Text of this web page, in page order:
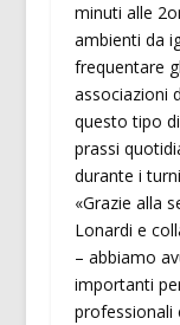
minuti alle
ambienti da
frequentare
associazioni
questo tipo
prassi
durante i
«Grazie alla
Lonardi e
– abbiamo
importanti
professionali